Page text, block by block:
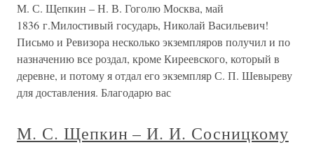
М. С. Щепкин – Н. В. Гоголю Москва, май
1836 г.Милостивый государь, Николай Васильевич!
Письмо и Ревизора несколько экземпляров получил и по
назначению все роздал, кроме Киреевского, который в
деревне, и потому я отдал его экземпляр С. П. Шевыреву
для доставления. Благодарю вас
М. С. Щепкин – И. И. Сосницкому